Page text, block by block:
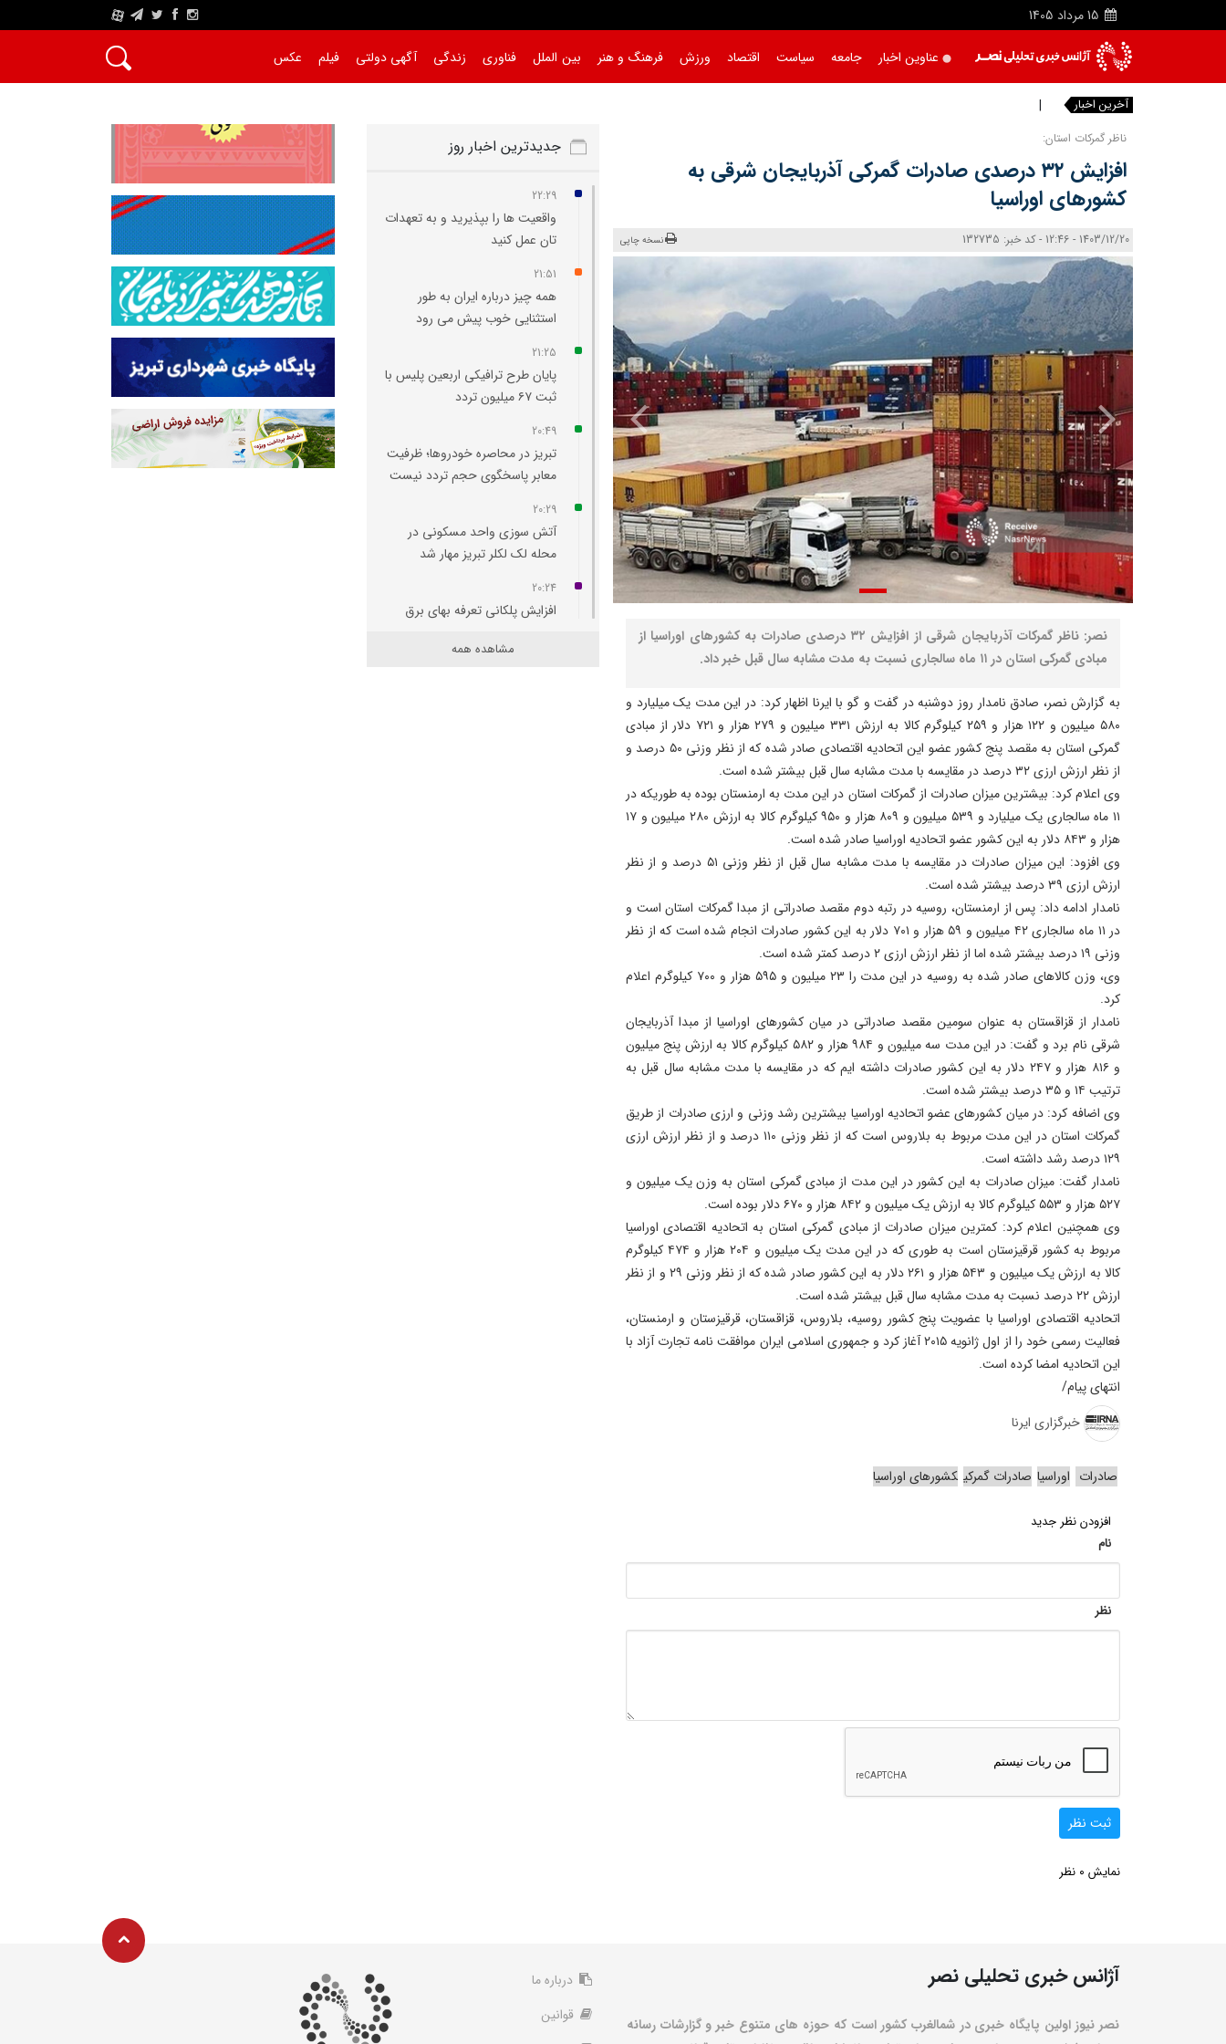
15 مرداد 1405
A
عناوین اخبار جامعه سیاست اقتصاد ورزش فرهنگ و هنر بین الملل فناوری زندگی آگهی دولتی فیلم عکس
آخرین اخبار واقعیت‌ ه
ناظر گمرکات استان:
افزایش ۳۲ درصدی صادرات گمرکی آذربایجان شرقی به
کشورهای اوراسیا
1403/12/20 - 12:46 - کد خبر: 132735 نسخه چاپی
نصر: ناظر گمرکات آذربایجان شرقی از افزایش ۳۲ درصدی صادرات به کشورهای اوراسیا از
مبادی گمرکی استان در ۱۱ ماه سالجاری نسبت به مدت مشابه سال قبل خبر داد.
به گزارش نصر، صادق نامدار روز دوشنبه در گفت و گو با ایرنا اظهار کرد: در این مدت یک میلیارد و
۵۸۰ میلیون و ۱۲۲ هزار و ۲۵۹ کیلوگرم کالا به ارزش ۳۳۱ میلیون و ۲۷۹ هزار و ۷۲۱ دلار از مبادی
گمرکی استان به مقصد پنج کشور عضو این اتحادیه اقتصادی صادر شده که از نظر وزنی ۵۰ درصد و
از نظر ارزش ارزی ۳۲ درصد در مقایسه با مدت مشابه سال قبل بیشتر شده است.
وی اعلام کرد: بیشترین میزان صادرات از گمرکات استان در این مدت به ارمنستان بوده به طوریکه در
۱۱ ماه سالجاری یک میلیارد و ۵۳۹ میلیون و ۸۰۹ هزار و ۹۵۰ کیلوگرم کالا به ارزش ۲۸۰ میلیون و ۱۷
هزار و ۸۴۳ دلار به این کشور عضو اتحادیه اوراسیا صادر شده است.
وی افزود: این میزان صادرات در مقایسه با مدت مشابه سال قبل از نظر وزنی ۵۱ درصد و از نظر
ارزش ارزی ۳۹ درصد بیشتر شده است.
نامدار ادامه داد: پس از ارمنستان، روسیه در رتبه دوم مقصد صادراتی از مبدا گمرکات استان است و
در ۱۱ ماه سالجاری ۴۲ میلیون و ۵۹ هزار و ۷۰۱ دلار به این کشور صادرات انجام شده است که از نظر
وزنی ۱۹ درصد بیشتر شده اما از نظر ارزش ارزی ۲ درصد کمتر شده است.
وی، وزن کالاهای صادر شده به روسیه در این مدت را ۲۳ میلیون و ۵۹۵ هزار و ۷۰۰ کیلوگرم اعلام
کرد.
نامدار از قزاقستان به عنوان سومین مقصد صادراتی در میان کشورهای اوراسیا از مبدا آذربایجان
شرقی نام برد و گفت: در این مدت سه میلیون و ۹۸۴ هزار و ۵۸۲ کیلوگرم کالا به ارزش پنج میلیون
و ۸۱۶ هزار و ۲۴۷ دلار به این کشور صادرات داشته ایم که در مقایسه با مدت مشابه سال قبل به
ترتیب ۱۴ و ۳۵ درصد بیشتر شده است.
وی اضافه کرد: در میان کشورهای عضو اتحادیه اوراسیا بیشترین رشد وزنی و ارزی صادرات از طریق
گمرکات استان در این مدت مربوط به بلاروس است که از نظر وزنی ۱۱۰ درصد و از نظر ارزش ارزی
۱۲۹ درصد رشد داشته است.
نامدار گفت: میزان صادرات به این کشور در این مدت از مبادی گمرکی استان به وزن یک میلیون و
۵۲۷ هزار و ۵۵۳ کیلوگرم کالا به ارزش یک میلیون و ۸۴۲ هزار و ۶۷۰ دلار بوده است.
وی همچنین اعلام کرد: کمترین میزان صادرات از مبادی گمرکی استان به اتحادیه اقتصادی اوراسیا
مربوط به کشور قرقیزستان است به طوری که در این مدت یک میلیون و ۲۰۴ هزار و ۴۷۴ کیلوگرم
کالا به ارزش یک میلیون و ۵۴۳ هزار و ۲۶۱ دلار به این کشور صادر شده که از نظر وزنی ۲۹ و از نظر
ارزش ۲۲ درصد نسبت به مدت مشابه سال قبل بیشتر شده است.
اتحادیه اقتصادی اوراسیا با عضویت پنج کشور روسیه، بلاروس، قزاقستان، قرقیزستان و ارمنستان،
فعالیت رسمی خود را از اول ژانویه ۲۰۱۵ آغاز کرد و جمهوری اسلامی ایران موافقت نامه تجارت آزاد با
این اتحادیه امضا کرده است.
انتهای پیام/
خبرگزاری ایرنا
صادرات اوراسیا صادرات گمرکی کشورهای اوراسیا
افزودن نظر جدید
نام
نظر
ثبت نظر
نمایش 0 نظر
جدیدترین اخبار روز
22:29
واقعیت‌ ها را بپذیرید و به تعهدات‌
تان عمل کنید
21:51
همه چیز درباره ایران به طور
استثنایی خوب پیش می‌ رود
21:25
پایان طرح ترافیکی اربعین پلیس با
ثبت ۶۷ میلیون تردد
20:49
تبریز در محاصره خودروها؛ ظرفیت
معابر پاسخگوی حجم تردد نیست
20:29
آتش‌ سوزی واحد مسکونی در
محله لک‌ لکلر تبریز مهار شد
20:24
افزایش پلکانی تعرفه بهای برق
مشاهده همه
آژانس خبری تحلیلی نصر
نصر نیوز اولین پایگاه خبری در شمالغرب کشور است که حوزه های متنوع خبر و گزارشات رسانه
درباره ما
قوانین